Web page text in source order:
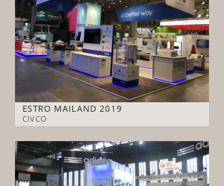
ESTRO MAILAND 2019
CIVCO